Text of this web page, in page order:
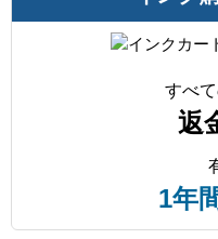
すべ
返
1年